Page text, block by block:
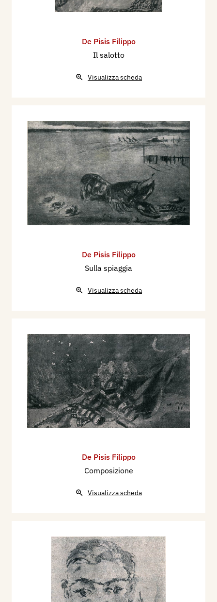
De Pisis Filippo
Il salotto
Visualizza scheda
De Pisis Filippo
Sulla spiaggia
Visualizza scheda
De Pisis Filippo
Composizione
Visualizza scheda